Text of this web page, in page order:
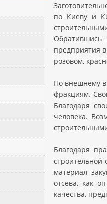
по Киеву и
Обратившись
предприятия
розовом,
По внешнему
фракциям.
Благодаря
человека.
Благодаря
строительной
материал
отсева, как
качества,